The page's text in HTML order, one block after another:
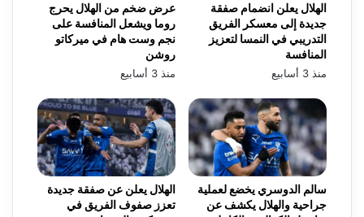
عرض ضخم من الهلال يحرج
روما ويشعل المنافسة على
نجم وست هام في ميركاتو
روشن
منذ 3 أسابيع
الهلال يعلن انضمام صفقة
جديدة إلى معسكر الفريق
التدريبي في النمسا لتعزيز
المنافسة
منذ 3 أسابيع
الهلال يعلن عن صفقة جديدة
تعزز صفوف الفريق في
سالم الدوسري يخضع لعملية
جراحية والهلال يكشف عن